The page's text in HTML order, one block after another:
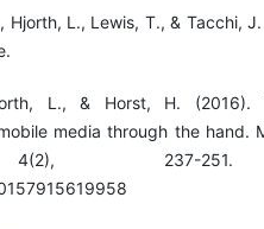
Hjorth, L., Lewis, T., & Tacchi,
L., & Horst, H. (2016).
media through the hand.
4(2), 237-